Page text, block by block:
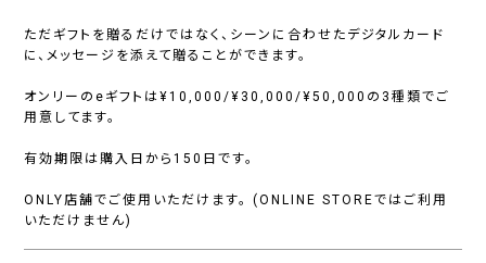
ただギフトを贈るだけではなく、シーンに合わせたデジタルカード
に、メッセージを添えて贈ることができます。
オンリーのeギフトは¥10,000/¥30,000/¥50,000の3種類でご
用意してます。
有効期限は購入日から150日です。
ONLY店舗でご使用いただけます。 (ONLINE STOREではご利用
いただけません)